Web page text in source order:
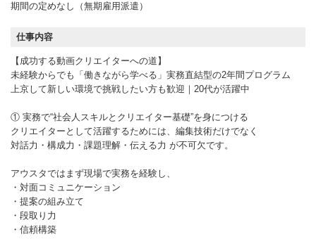
期間の定めなし（無期雇用派遣）
仕事内容
【成功する動画クリエイターへの道】
未経験からでも「働きながら学べる」実務直結型の2年間プログラム
上京して新しい環境で挑戦したい方も歓迎｜20代が活躍中
① 実務で“社会人スキルとクリエイター基礎”を身につける
クリエイターとして活躍するためには、編集技術だけでなく
対話力・構成力・課題理解・伝える力 が不可欠です。
アウスタではまず現場で実務を経験し、
・対面コミュニケーション
・提案の組み立て
・段取り力
・信頼構築